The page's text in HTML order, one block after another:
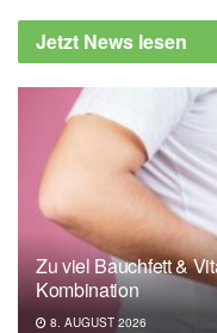
Jetzt News lesen
Zu viel Bauchfett &
Kombination
8. AUGUST 2026